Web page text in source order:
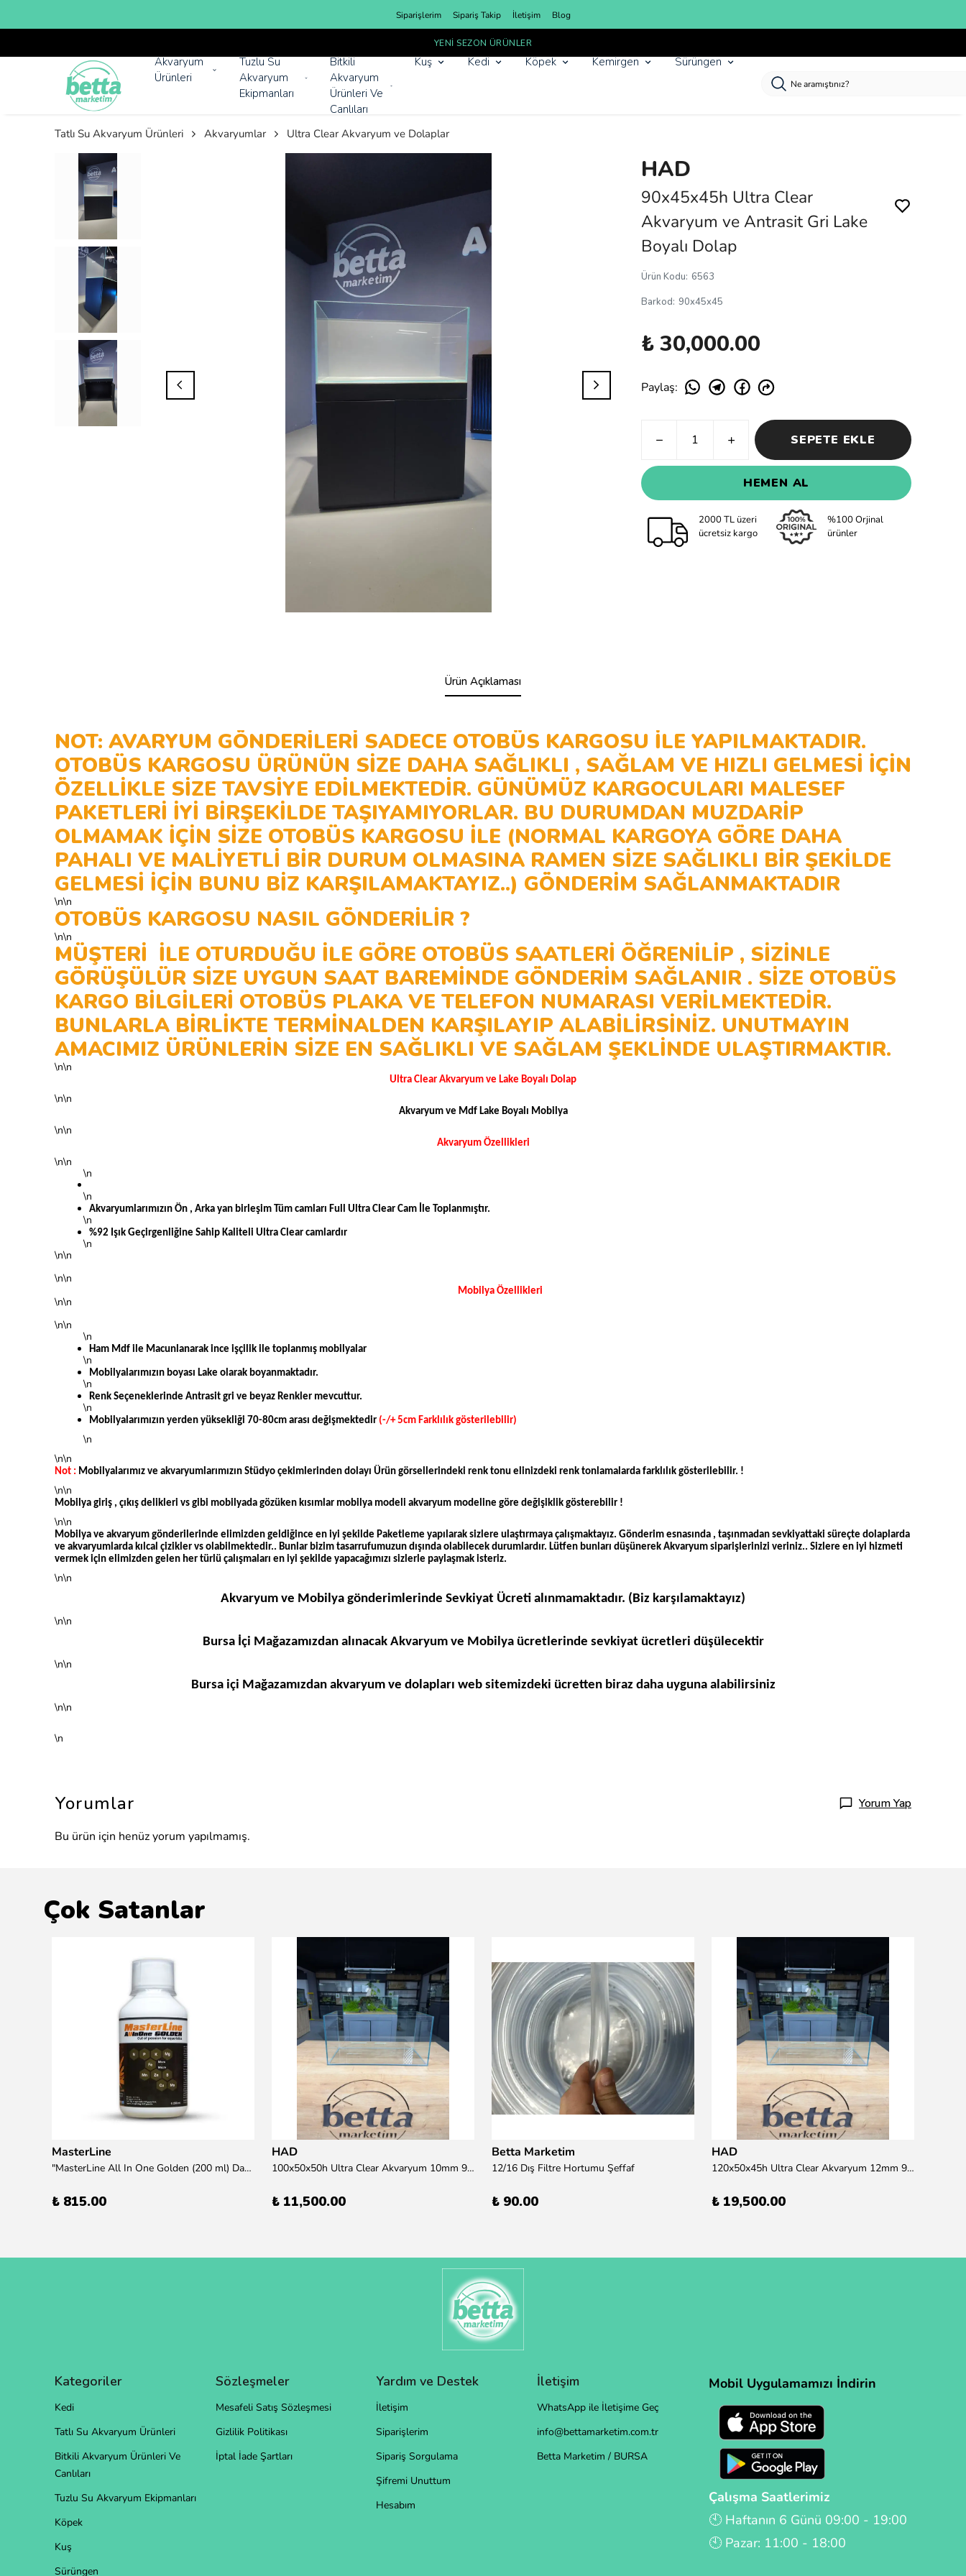
Siparişlerim Sipariş Takip İletişim Blog
YENI SEZON ÜRÜNLER
Akvaryum
Ürünleri
Tuzlu Su
Akvaryum
Ekipmanları
Bitkili
Akvaryum
Ürünleri Ve
Canlıları
Kuş Kedi Köpek Kemirgen Sürüngen
Tatlı Su Akvaryum Ürünleri Akvaryumlar Ultra Clear Akvaryum ve Dolaplar
HAD
90x45x45h Ultra Clear
Akvaryum ve Antrasit Gri Lake
Boyalı Dolap
Ürün Kodu: 6563
Barkod: 90x45x45
₺ 30,000.00
Paylaş:
SEPETE EKLE
HEMEN AL
2000 TL üzeri
ücretsiz kargo
%100 Orjinal
ürünler
Ürün Açıklaması
NOT: AVARYUM GÖNDERİLERİ SADECE OTOBÜS KARGOSU İLE YAPILMAKTADIR.
OTOBÜS KARGOSU ÜRÜNÜN SİZE DAHA SAĞLIKLI , SAĞLAM VE HIZLI GELMESİ İÇİN
ÖZELLİKLE SİZE TAVSİYE EDİLMEKTEDİR. GÜNÜMÜZ KARGOCULARI MALESEF
PAKETLERİ İYİ BİRŞEKİLDE TAŞIYAMIYORLAR. BU DURUMDAN MUZDARİP
OLMAMAK İÇİN SİZE OTOBÜS KARGOSU İLE (NORMAL KARGOYA GÖRE DAHA
PAHALI VE MALİYETLİ BİR DURUM OLMASINA RAMEN SİZE SAĞLIKLI BİR ŞEKİLDE
GELMESİ İÇİN BUNU BİZ KARŞILAMAKTAYIZ..) GÖNDERİM SAĞLANMAKTADIR
\n\n
OTOBÜS KARGOSU NASIL GÖNDERİLİR ?
\n\n
MÜŞTERİ İLE OTURDUĞU İLE GÖRE OTOBÜS SAATLERİ ÖĞRENİLİP , SİZİNLE
GÖRÜŞÜLÜR SİZE UYGUN SAAT BAREMİNDE GÖNDERİM SAĞLANIR . SİZE OTOBÜS
KARGO BİLGİLERİ OTOBÜS PLAKA VE TELEFON NUMARASI VERİLMEKTEDİR.
BUNLARLA BİRLİKTE TERMİNALDEN KARŞILAYIP ALABİLİRSİNİZ. UNUTMAYIN
AMACIMIZ ÜRÜNLERİN SİZE EN SAĞLIKLI VE SAĞLAM ŞEKLİNDE ULAŞTIRMAKTIR.
\n\n
Ultra Clear Akvaryum ve Lake Boyalı Dolap
\n\n
Akvaryum ve Mdf Lake Boyalı Mobilya
\n\n
Akvaryum Özellikleri
\n\n
\n
\n
Akvaryumlarımızın Ön , Arka yan birleşim Tüm camları Full Ultra Clear Cam İle Toplanmıştır.
\n
%92 Işık Geçirgenliğine Sahip Kaliteli Ultra Clear camlardır
\n
\n\n
\n\n
Mobilya Özellikleri
\n\n
\n\n
\n
Ham Mdf ile Macunlanarak ince işçilik ile toplanmış mobilyalar
\n
Mobilyalarımızın boyası Lake olarak boyanmaktadır.
\n
Renk Seçeneklerinde Antrasit gri ve beyaz Renkler mevcuttur.
\n
Mobilyalarımızın yerden yüksekliği 70-80cm arası değişmektedir (-/+ 5cm Farklılık gösterilebilir)
\n
\n\n
Not : Mobilyalarımız ve akvaryumlarımızın Stüdyo çekimlerinden dolayı Ürün görsellerindeki renk tonu elinizdeki renk tonlamalarda farklılık gösterilebilir. !
\n\n
Mobilya giriş , çıkış delikleri vs gibi mobilyada gözüken kısımlar mobilya modeli akvaryum modeline göre değişiklik gösterebilir !
\n\n
Mobilya ve akvaryum gönderilerinde elimizden geldiğince en iyi şekilde Paketleme yapılarak sizlere ulaştırmaya çalışmaktayız. Gönderim esnasında , taşınmadan sevkiyattaki süreçte dolaplarda
ve akvaryumlarda kılcal çizikler vs olabilmektedir.. Bunlar bizim tasarrufumuzun dışında olabilecek durumlardır. Lütfen bunları düşünerek Akvaryum siparişlerinizi veriniz.. Sizlere en iyi hizmeti
vermek için elimizden gelen her türlü çalışmaları en iyi şekilde yapacağımızı sizlerle paylaşmak isteriz.
\n\n
Akvaryum ve Mobilya gönderimlerinde Sevkiyat Ücreti alınmamaktadır. (Biz karşılamaktayız)
\n\n
Bursa İçi Mağazamızdan alınacak Akvaryum ve Mobilya ücretlerinde sevkiyat ücretleri düşülecektir
\n\n
Bursa içi Mağazamızdan akvaryum ve dolapları web sitemizdeki ücretten biraz daha uyguna alabilirsiniz
\n\n
\n
Yorumlar Yorum Yap
Bu ürün için henüz yorum yapılmamış.
Çok Satanlar
MasterLine
"MasterLine All In One Golden (200 ml) Daha yüksek zorluk derecesine sahip bitkiler için Özel formül Tam Besin "
₺ 815.00
HAD
100x50x50h Ultra Clear Akvaryum 10mm 90derece Birleşim /Sadece Otobüs Kargosu ile Gönderim Yapılır !
₺ 11,500.00
Betta Marketim
12/16 Dış Filtre Hortumu Şeffaf
₺ 90.00
HAD
120x50x45h Ultra Clear Akvaryum 12mm 90 derece Birleşim (Otobüs Kargosu İle Gönderim Sağlanmaktadır)
₺ 19,500.00
Kategoriler
Kedi
Tatlı Su Akvaryum Ürünleri
Bitkili Akvaryum Ürünleri Ve
Canlıları
Tuzlu Su Akvaryum Ekipmanları
Köpek
Kuş
Sürüngen
Sözleşmeler
Mesafeli Satış Sözleşmesi
Gizlilik Politikası
İptal İade Şartları
Yardım ve Destek
İletişim
Siparişlerim
Sipariş Sorgulama
Şifremi Unuttum
Hesabım
İletişim
WhatsApp ile İletişime Geç
info@bettamarketim.com.tr
Betta Marketim / BURSA
Mobil Uygulamamızı İndirin
Çalışma Saatlerimiz
🕙 Haftanın 6 Günü 09:00 - 19:00
🕙 Pazar: 11:00 - 18:00